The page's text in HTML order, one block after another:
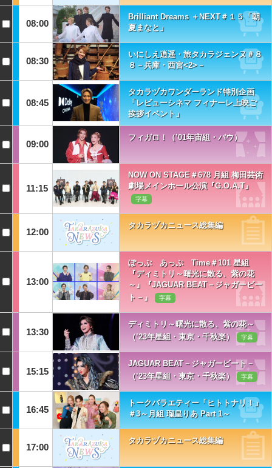
08:00
Brilliant Dreams ＋NEXT＃１５「朝
夏まなと」
08:30
いにしえ逍遥・旅タカラジェンヌ＃８
８－兵庫・西宮<2>－
08:45
タカラヅカワンダーランド特別企画
「レビューシネマ フィナーレ上映ご
挨拶イベント」
09:00
フィガロ！（’01年宙組・バウ）
11:15
NOW ON STAGE＃678 月組 梅田芸術
劇場メインホール公演『G.O.A.T』
字幕
12:00
タカラヅカニュース総集編
13:00
ぽっぷ あっぷ Time＃101 星組
『ディミトリ～曙光に散る、紫の花
～』『JAGUAR BEAT－ジャガービー
ト－』
字幕
13:30
ディミトリ～曙光に散る、紫の花～
（’23年星組・東京・千秋楽）
字幕
15:15
JAGUAR BEAT－ジャガービート－
（’23年星組・東京・千秋楽）
字幕
16:45
トークバラエティー「ヒトトナリ！」
＃3～月組 瑠皇りあ Part 1～
17:00
タカラヅカニュース総集編